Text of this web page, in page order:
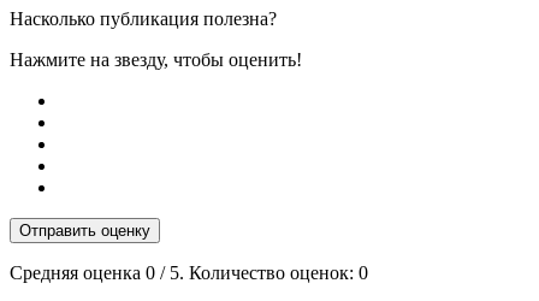
Насколько публикация полезна?
Нажмите на звезду, чтобы оценить!
Отправить оценку
Средняя оценка 0 / 5. Количество оценок: 0